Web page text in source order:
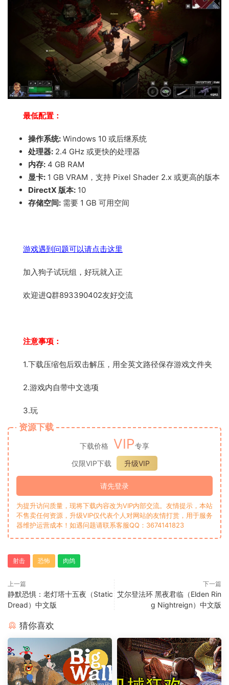
最低配置：
操作系统: Windows 10 或后继系统
处理器: 2.4 GHz 或更快的处理器
内存: 4 GB RAM
显卡: 1 GB VRAM，支持 Pixel Shader 2.x 或更高的版本
DirectX 版本: 10
存储空间: 需要 1 GB 可用空间
游戏遇到问题可以请点击这里
加入狗子试玩组，好玩就入正
欢迎进Q群893390402友好交流
注意事项：
1.下载压缩包后双击解压，用全英文路径保存游戏文件夹
2.游戏内自带中文选项
3.玩
资源下载
下载价格 VIP专享
仅限VIP下载
升级VIP
请先登录
为提升访问质量，现将下载内容改为VIP内部交流。友情提示，本站
不售卖任何资源，升级VIP仅代表个人对网站的友情打赏，用于服务
器维护运营成本！如遇问题请联系客服QQ：3674141823
射击 恐怖 肉鸽
上一篇
静默恐惧：老灯塔十五夜（Static
Dread）中文版
下一篇
艾尔登法环 黑夜君临（Elden Rin
g Nightreign）中文版
猜你喜欢